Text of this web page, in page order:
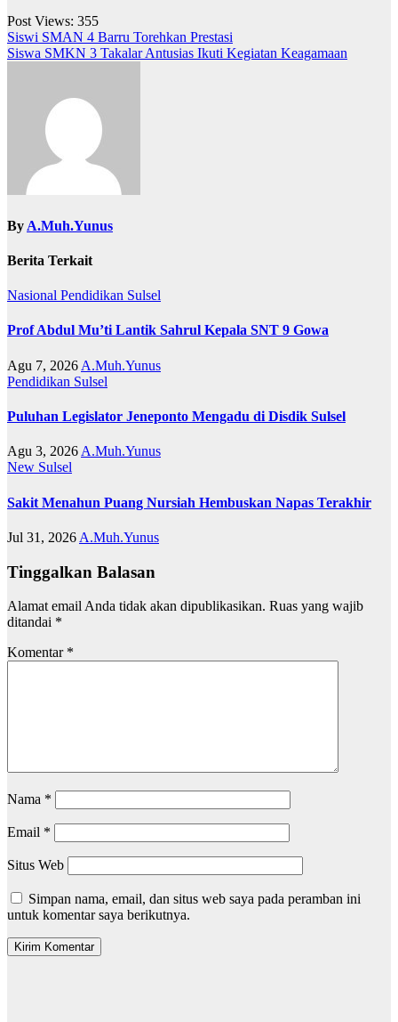
Post Views: 355
Navigasi
pos
Siswi SMAN 4 Barru Torehkan Prestasi
Siswa SMKN 3 Takalar Antusias Ikuti Kegiatan Keagamaan
By A.Muh.Yunus
Berita Terkait
Nasional Pendidikan Sulsel
Prof Abdul Mu’ti Lantik Sahrul Kepala SNT 9 Gowa
Agu 7, 2026 A.Muh.Yunus
Pendidikan Sulsel
Puluhan Legislator Jeneponto Mengadu di Disdik Sulsel
Agu 3, 2026 A.Muh.Yunus
New Sulsel
Sakit Menahun Puang Nursiah Hembuskan Napas Terakhir
Jul 31, 2026 A.Muh.Yunus
Tinggalkan Balasan
Alamat email Anda tidak akan dipublikasikan. Ruas yang wajib
ditandai *
Komentar *
Nama *
Email *
Situs Web
Simpan nama, email, dan situs web saya pada peramban ini
untuk komentar saya berikutnya.